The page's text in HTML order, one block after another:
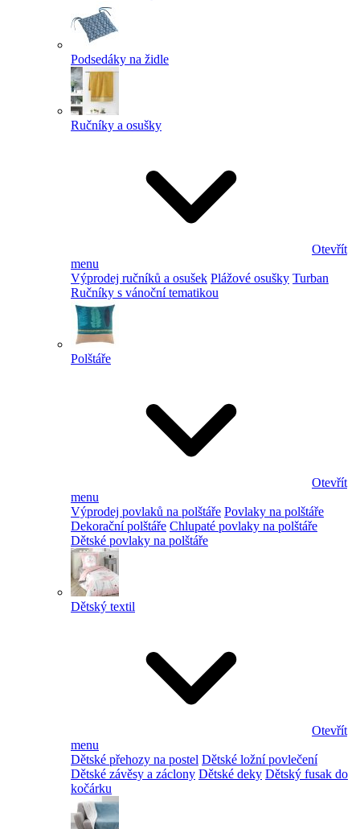
Podsedáky na židle
Ručníky a osušky
Otevřít
menu
Výprodej ručníků a osušek Plážové osušky Turban
Ručníky s vánoční tematikou
Polštáře
Otevřít
menu
Výprodej povlaků na polštáře Povlaky na polštáře
Dekorační polštáře Chlupaté povlaky na polštáře
Dětské povlaky na polštáře
Dětský textil
Otevřít
menu
Dětské přehozy na postel Dětské ložní povlečení
Dětské závěsy a záclony Dětské deky Dětský fusak do
kočárku